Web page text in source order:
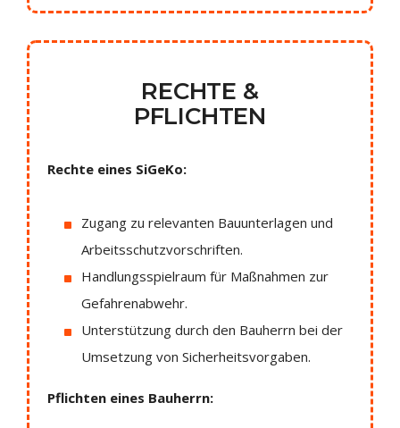
RECHTE &
PFLICHTEN
Rechte eines SiGeKo:
Zugang zu relevanten Bauunterlagen und
Arbeitsschutzvorschriften.
Handlungsspielraum für Maßnahmen zur
Gefahrenabwehr.
Unterstützung durch den Bauherrn bei der
Umsetzung von Sicherheitsvorgaben.
Pflichten eines Bauherrn: